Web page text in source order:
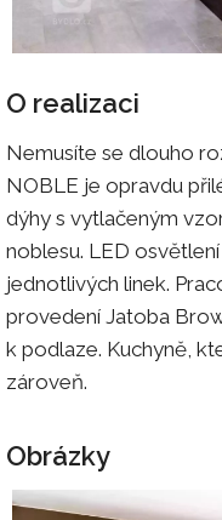
O realizaci
Nemusíte se dlouho
NOBLE je opravdu
dýhy s vytlačeným
noblesu. LED
jednotlivých linek.
provedení Jatoba
k podlaze. Kuchyně,
zároveň.
Obrázky